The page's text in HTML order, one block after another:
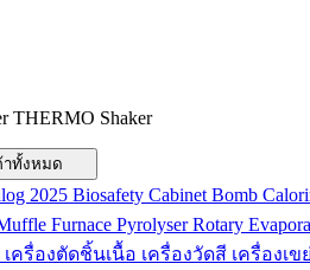
THERMO Shaker
าทั้งหมด
2025 Biosafety Cabinet Bomb
Furnace PyrolyserRotary
เครื่องตัดชิ้นเนื้อ เครื่องวัดสี เครื่องเ